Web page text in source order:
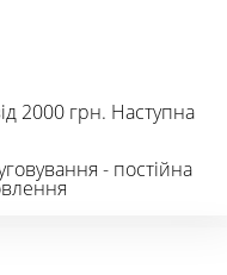
2000 грн. Наступна
- постійна